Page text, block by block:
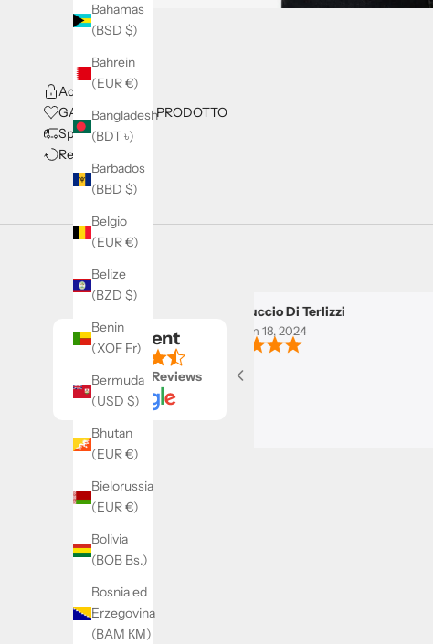
Bahamas
(BSD $)
Bahrein
(EUR €)
Bangladesh
(BDT ৳)
Barbados
(BBD $)
Belgio
(EUR €)
Belize
(BZD $)
Benin
(XOF Fr)
Bermuda
(USD $)
Bhutan
(EUR €)
Bielorussia
(EUR €)
Bolivia
(BOB Bs.)
Bosnia ed
Erzegovina
(BAM КМ)
Acquisti Sicuri
GARANZIA DEL PRODOTTO
Spedizioni
Resi e Rimborsi
Excellent
Based on58 Reviews
Nuccio Di Terlizzi
Jan 18, 2024